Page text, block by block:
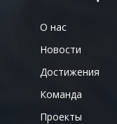
О нас
Новости
Достижения
Команда
Проекты